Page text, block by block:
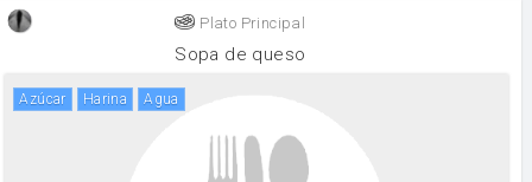
Plato Principal
Sopa de queso
Azúcar harina agua